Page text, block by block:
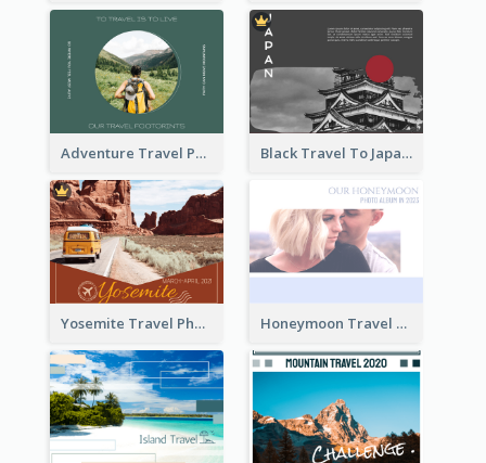
Adventure Travel Photo Book Black Travel To Japan Photo Book
Yosemite Travel Photo Book Honeymoon Travel Photo Book